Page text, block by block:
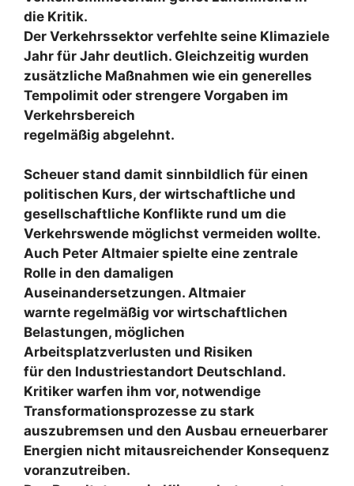
die Kritik.
Der Verkehrssektor verfehlte seine Klimaziele
Jahr für Jahr deutlich. Gleichzeitig wurden
zusätzliche Maßnahmen wie ein generelles
Tempolimit oder strengere Vorgaben im
Verkehrsbereich
regelmäßig abgelehnt.
Scheuer stand damit sinnbildlich für einen
politischen Kurs, der wirtschaftliche und
gesellschaftliche Konflikte rund um die
Verkehrswende möglichst vermeiden wollte.
Auch Peter Altmaier spielte eine zentrale
Rolle in den damaligen
Auseinandersetzungen. Altmaier
warnte regelmäßig vor wirtschaftlichen
Belastungen, möglichen
Arbeitsplatzverlusten und Risiken
für den Industriestandort Deutschland.
Kritiker warfen ihm vor, notwendige
Transformationsprozesse zu stark
auszubremsen und den Ausbau erneuerbarer
Energien nicht mitausreichender Konsequenz
voranzutreiben.